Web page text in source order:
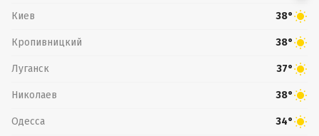
Киев 38°
Кропивницкий 38°
Луганск 37°
Николаев 38°
Одесса 34°